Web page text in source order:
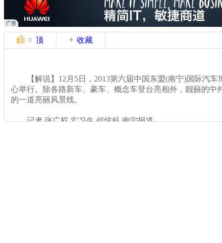
0 顶 收藏
【解说】12月5日，2013第六届中国东盟(南宁)国际汽车
心举行。除各路新车、豪车、概念车登台亮相外，靓丽的中
的一道亮丽风景线。
记者 张广权 实习生 何炫科 南宁报道